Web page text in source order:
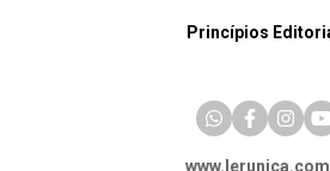
Princípios